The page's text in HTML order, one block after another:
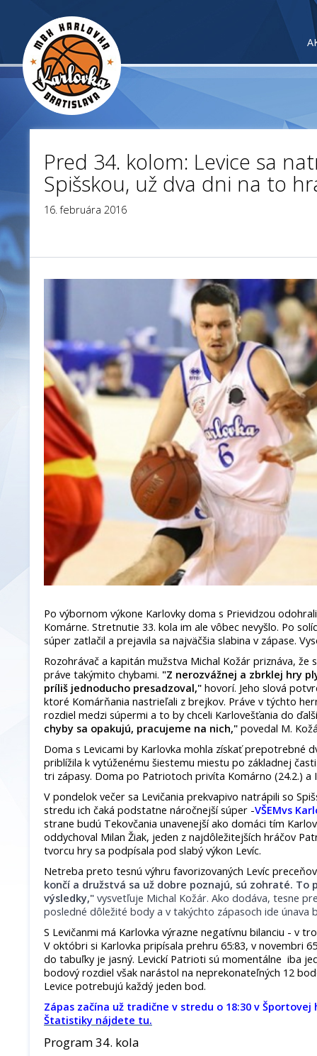
Pred 34. kolom: Levice sa
Spišskou, už dva dni na to
16. februára 2016
Po výbornom výkone Karlovky doma s Prievidzou
Komárne. Stretnutie 33. kola im ale vôbec nevyšlo. Po
súper zatlačil a prejavila sa najväčšia slabina v zápase.
Rozohrávač a kapitán mužstva Michal Kožár priznáva, že
práve takýmito chybami. "Z nerozvážnej a zbrklej hry
príliš jednoducho presadzoval," hovorí. Jeho slová
ktoré Komárňania nastrieľali z brejkov. Práve v týchto
rozdiel medzi súpermi a to by chceli Karlovešťania do
chyby sa opakujú, pracujeme na nich," povedal M.
Doma s Levicami by Karlovka mohla získať prepotrebné
priblížila k vytúženému šiestemu miestu po základnej
tri zápasy. Doma po Patriotoch privíta Komárno (24.2.) a
V pondelok večer sa Levičania prekvapivo natrápili so
stredu ich čaká podstatne náročnejší súper -VŠEMvs
strane budú Tekovčania unavenejší ako domáci tím
oddychoval Milan Žiak, jeden z najdôležitejších hráčov
tvorcu hry sa podpísala pod slabý výkon Levíc.
Netreba preto tesnú výhru favorizovaných Levíc
končí a družstvá sa už dobre poznajú, sú zohraté.
výsledky," vysvetľuje Michal Kožár. Ako dodáva, tesne
posledné dôležité body a v takýchto zápasoch ide únava
S Levičanmi má Karlovka výrazne negatívnu bilanciu - v
V októbri si Karlovka pripísala prehru 65:83, v novembri
do tabuľky je jasný. Levickí Patrioti sú momentálne iba
bodový rozdiel však narástol na neprekonateľných 12
Levice potrebujú každý jeden bod.
Zápas začína už tradične v stredu o 18:30 v
Štatistiky nájdete tu.
Program 34. kola